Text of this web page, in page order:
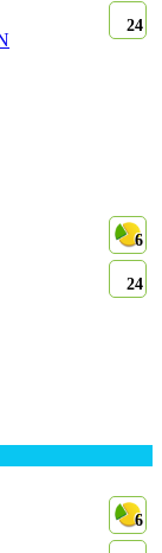
24
6
24
6